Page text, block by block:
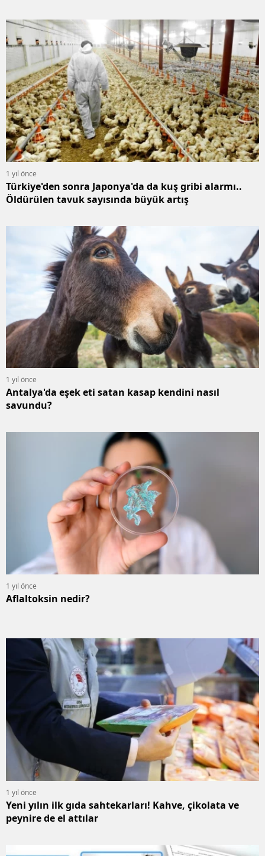
1 yıl önce
Türkiye'den sonra Japonya'da da kuş gribi alarmı..
Öldürülen tavuk sayısında büyük artış
1 yıl önce
Antalya'da eşek eti satan kasap kendini nasıl
savundu?
1 yıl önce
Aflaltoksin nedir?
1 yıl önce
Yeni yılın ilk gıda sahtekarları! Kahve, çikolata ve
peynire de el attılar